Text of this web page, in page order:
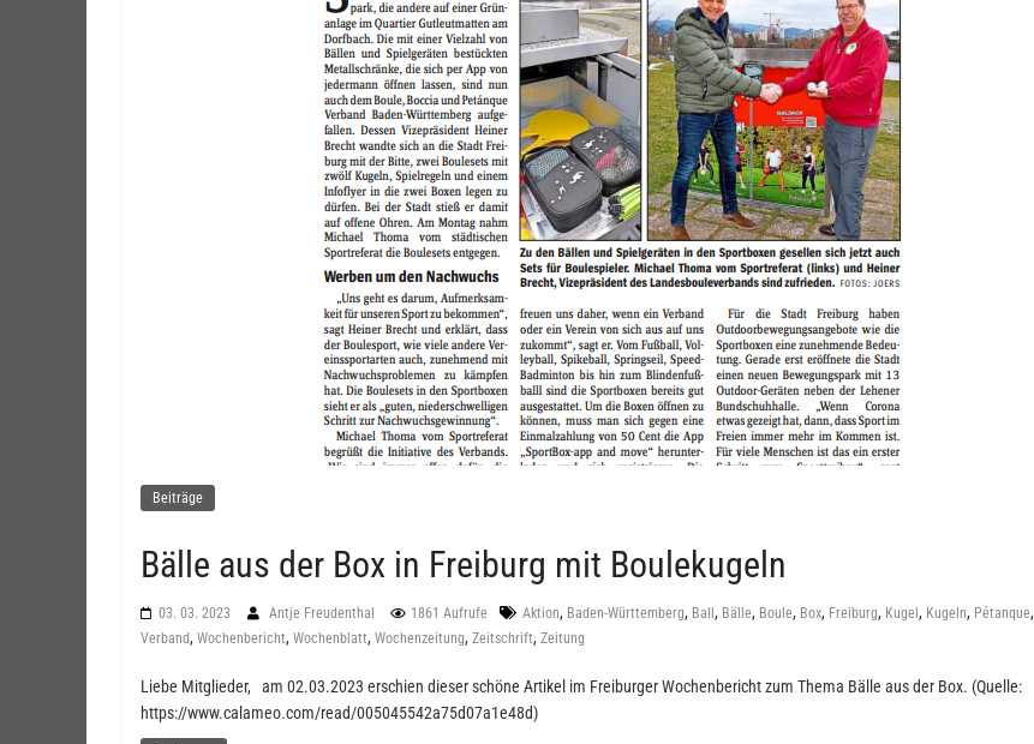
Beiträge
Bälle aus der Box in Freiburg mit Boulekugeln
03. 03. 2023 Antje Freudenthal 1861 Aufrufe Aktion, Baden-Württemberg, Ball , Bälle, Boule, Box, Freiburg, Kugel , Kugeln, Pétanque,
Verband, Wochenbericht, Wochenblatt, Wochenzeitung, Zeitschrift, Zeitung
Liebe Mitglieder, am 02.03.2023 erschien dieser schöne Artikel im Freiburger Wochenbericht zum Thema Bälle aus der Box. (Quelle:
https://www.calameo.com/read/005045542a75d07a1e48d)